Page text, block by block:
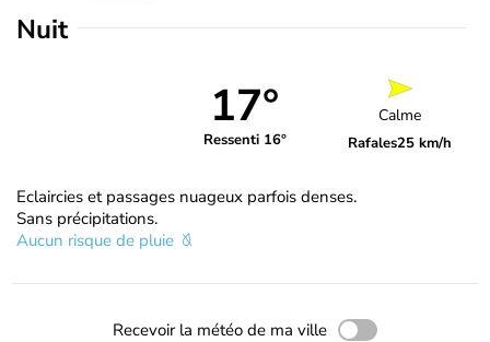
Nuit
17°
Ressenti 16°
Calme
Rafales25 km/h
Eclaircies et passages nuageux parfois denses.
Sans précipitations.
Aucun risque de pluie
Recevoir la météo de ma ville